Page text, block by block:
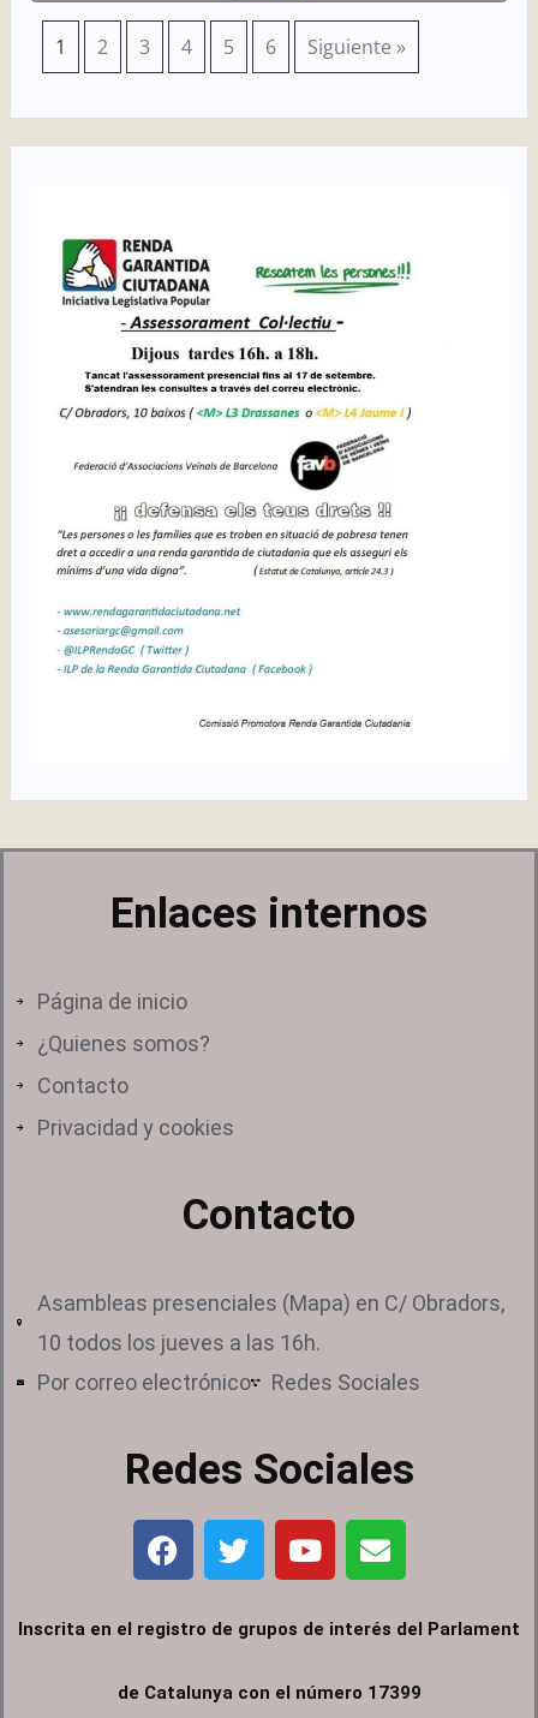
1 2 3 4 5 6 Siguiente »
Enlaces internos
Página de inicio
¿Quienes somos?
Contacto
Privacidad y cookies
Contacto
Asambleas presenciales (Mapa) en C/ Obradors,
10 todos los jueves a las 16h.
Por correo electrónico
Redes Sociales
Redes Sociales
F
a
c
e
o
T
w
i
t
e
Y
o
u
t
b
E
n
v
e
o
Inscrita en el registro de grupos de interés del Parlament
de Catalunya con el número 17399